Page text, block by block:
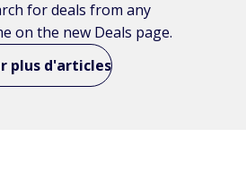
for deals from any
on the new Deals page.
plus d'articles